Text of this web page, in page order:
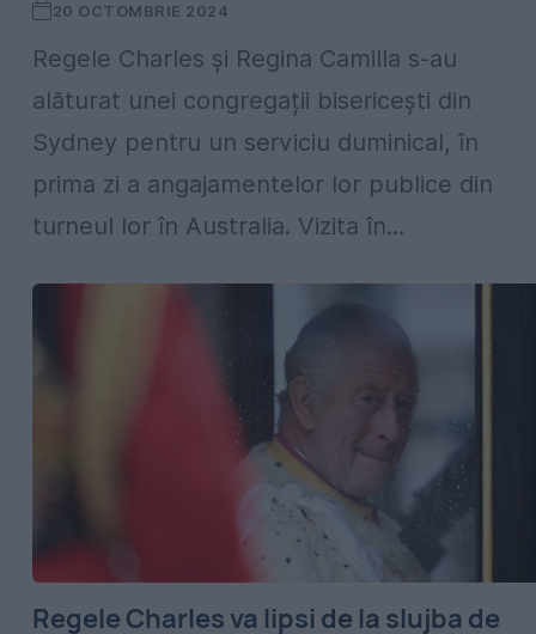
20 OCTOMBRIE 2024
Regele Charles și Regina Camilla s-au
alăturat unei congregații bisericești din
Sydney pentru un serviciu duminical, în
prima zi a angajamentelor lor publice din
turneul lor în Australia. Vizita în...
Regele Charles va lipsi de la slujba de